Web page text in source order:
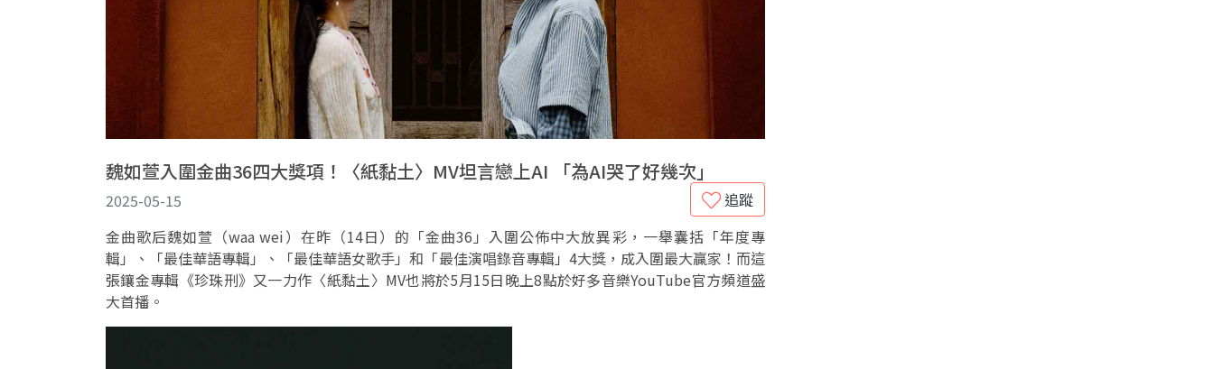
魏如萱入圍金曲36四大獎項！〈紙黏土〉MV坦言戀上AI 「為AI哭了好幾次」
追蹤
2025-05-15
金曲歌后魏如萱（waa wei）在昨（14日）的「金曲36」入圍公佈中大放異彩，一舉囊括「年度專
輯」、「最佳華語專輯」、「最佳華語女歌手」和「最佳演唱錄音專輯」4大獎，成入圍最大贏家！而這
張鑲金專輯《珍珠刑》又一力作〈紙黏土〉MV也將於5月15日晚上8點於好多音樂YouTube官方頻道盛
大首播。